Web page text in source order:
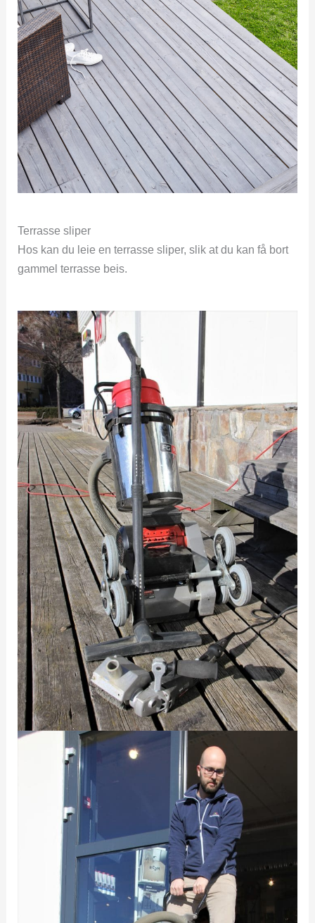
Terrasse sliper
Hos kan du leie en terrasse sliper, slik at du kan få bort
gammel terrasse beis.